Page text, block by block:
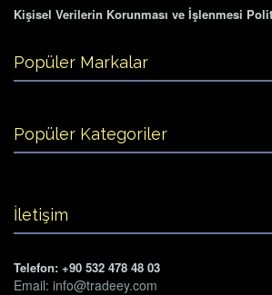
Kişisel Verilerin Korunması ve İşlenmesi
Popüler Markalar
Popüler Kategoriler
İletişim
Telefon: +90 532 478 48 03
Email: info@tradeey.com